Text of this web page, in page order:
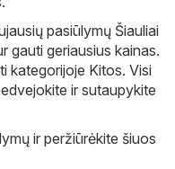
pasiūlymų Šiauliai
gauti geriausius kainas.
kategorijoje Kitos. Visi
ir sutaupykite
ir peržiūrėkite šiuos